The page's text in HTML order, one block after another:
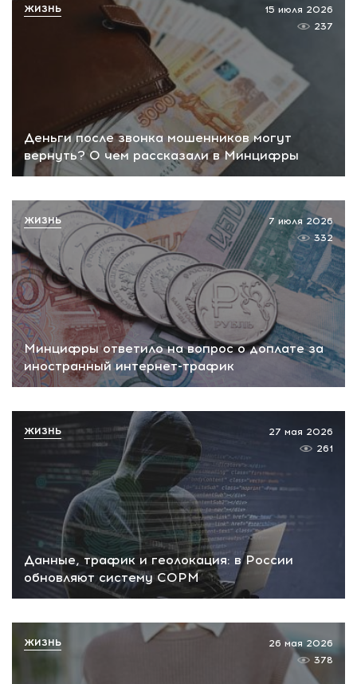
Деньги после звонка мошенников могут
вернуть? О чем рассказали в Минцифры
15 июля 2026
237
ЖИЗНЬ
Минцифры ответило на вопрос о доплате за
иностранный интернет-трафик
7 июля 2026
332
ЖИЗНЬ
Данные, трафик и геолокация: в России
обновляют систему СОРМ
27 мая 2026
261
ЖИЗНЬ
26 мая 2026
378
ЖИЗНЬ